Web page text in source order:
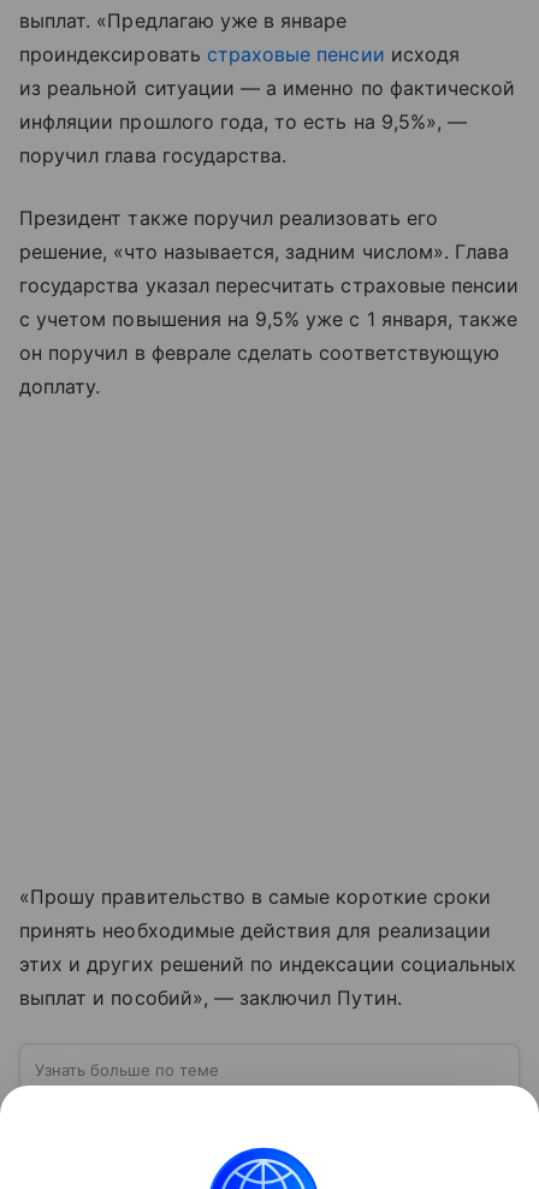
выплат. «Предлагаю уже в январе
проиндексировать страховые пенсии исходя
из реальной ситуации — а именно по фактической
инфляции прошлого года, то есть на 9,5%», —
поручил глава государства.
Президент также поручил реализовать его
решение, «что называется, задним числом». Глава
государства указал пересчитать страховые пенсии
с учетом повышения на 9,5% уже с 1 января, также
он поручил в феврале сделать соответствующую
доплату.
«Прошу правительство в самые короткие сроки
принять необходимые действия для реализации
этих и других решений по индексации социальных
выплат и пособий», — заключил Путин.
Узнать больше по теме
Этим термином называют социально-
экономическое явление. Существует этот процесс